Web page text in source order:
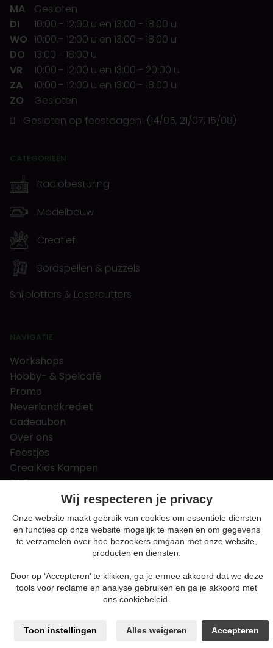
MA
Gesloten
DI
10:00 - 12:00 u en 13:00 - 18:00 u
WO 10:00 - 12:00 u en 13:00 - 18:00 u
DO
13:00 - 18:00 u
VR
10:00 - 12:00 u en 13:00 - 20:00 u
ZA
10:00 - 12:00 u en 13:00 - 18:00 u
ZO
Gesloten
Gesloten op feestdagen! (14/05, 21/07, 15/08)
CATEGORIEËN
Radiobesturing
Modelbouw
Creatief
Bordspellen & puzzels
Snijplotters & Lasercutters
NAVIGATIE
Workshops
Hobby- & Spelcafé
Promo
Neverlandkrediet
Cadeaubon
Over ons
Feestjes
Crea Kids Kampen
FAQ
Tips & tricks
Contact
Nieuws & Vacatures
Algemene voorwaarden
Privacy en cookie policy
Sitemap
Wij respecteren je privacy
Onze website maakt gebruik van cookies om essentiële diensten
en functies op onze website mogelijk te maken en om gegevens
te verzamelen over hoe bezoekers omgaan met onze website,
producten en diensten.
Door op ‘Accepteren’ te klikken, ga je ermee akkoord dat we deze
tools voor reclame en analyse gebruiken en ga je akkoord met
ons cookiebeleid.
Toon instellingen Alles weigeren Accepteren